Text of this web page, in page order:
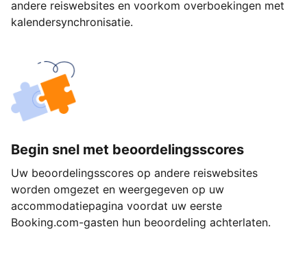
andere reiswebsites en voorkom overboekingen met
kalendersynchronisatie.
Begin snel met beoordelingsscores
Uw beoordelingsscores op andere reiswebsites
worden omgezet en weergegeven op uw
accommodatiepagina voordat uw eerste
Booking.com-gasten hun beoordeling achterlaten.